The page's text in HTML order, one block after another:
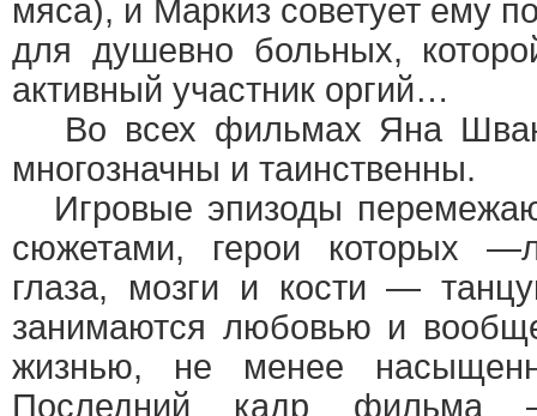
мяса), и Маркиз советует ему
для душевно больных,
активный участник оргий…
Во всех фильмах Яна
многозначны и таинственны.
Игровые эпизоды
сюжетами, герои которых
глаза, мозги и кости —
занимаются любовью и
жизнью, не менее
Последний кадр